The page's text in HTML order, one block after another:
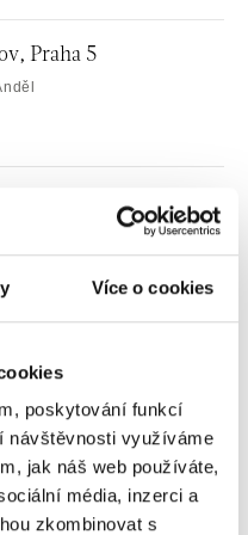
Více o cookies
poskytování funkcí
návštěvnosti využíváme
jak náš web používáte,
média, inzerci a
zkombinovat s
Praha 5
9
- Chodov
4 - Chodov